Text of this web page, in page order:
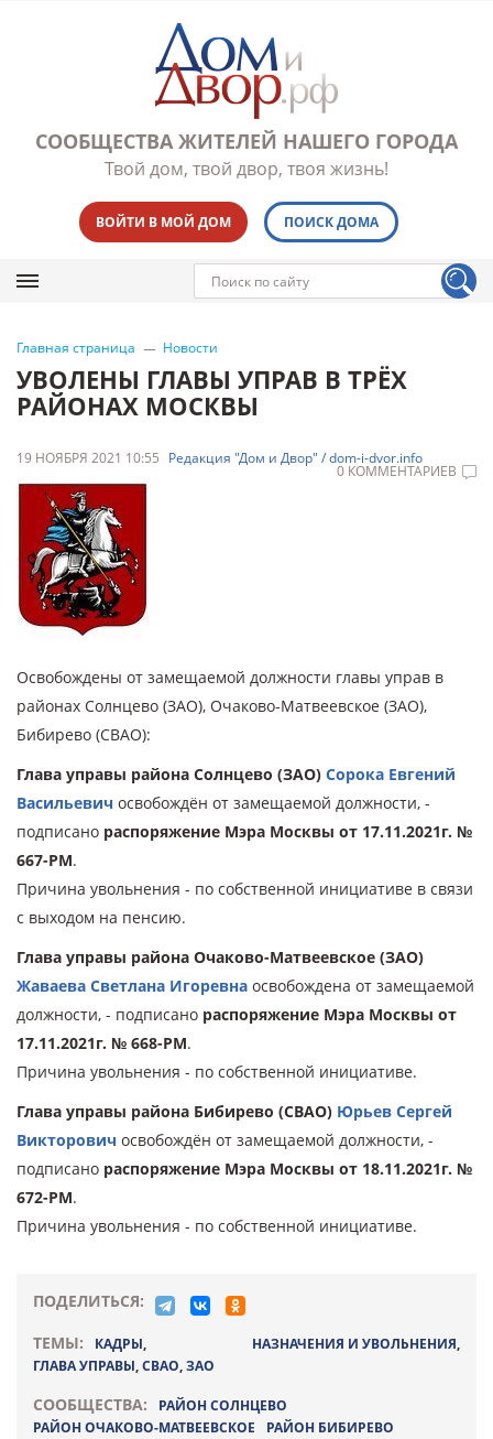
СООБЩЕСТВА ЖИТЕЛЕЙ НАШЕГО ГОРОДА
Твой дом, твой двор, твоя жизнь!
ВОЙТИ В МОЙ ДОМ ПОИСК ДОМА
Главная страница Новости
УВОЛЕНЫ ГЛАВЫ УПРАВ В ТРЁХ
РАЙОНАХ МОСКВЫ
19 НОЯБРЯ 2021 10:55 Редакция "Дом и Двор" / dom-i-dvor.info
0 КОММЕНТАРИЕВ
Освобождены от замещаемой должности главы управ в
районах Солнцево (ЗАО), Очаково-Матвеевское (ЗАО),
Бибирево (СВАО):
Глава управы района Солнцево (ЗАО) Сорока Евгений
Васильевич освобождён от замещаемой должности, -
подписано распоряжение Мэра Москвы от 17.11.2021г. №
667-РМ.
Причина увольнения - по собственной инициативе в связи
с выходом на пенсию.
Глава управы района Очаково-Матвеевское (ЗАО)
Жаваева Светлана Игоревна освобождена от замещаемой
должности, - подписано распоряжение Мэра Москвы от
17.11.2021г. № 668-РМ.
Причина увольнения - по собственной инициативе.
Глава управы района Бибирево (СВАО) Юрьев Сергей
Викторович освобождён от замещаемой должности, -
подписано распоряжение Мэра Москвы от 18.11.2021г. №
672-РМ.
Причина увольнения - по собственной инициативе.
ПОДЕЛИТЬСЯ:
ТЕМЫ:
КАДРЫ, НАЗНАЧЕНИЯ И УВОЛЬНЕНИЯ,
ГЛАВА УПРАВЫ,CВАО,ЗАО
СООБЩЕСТВА:
РАЙОН СОЛНЦЕВО
РАЙОН ОЧАКОВО-МАТВЕЕВСКОЕ
РАЙОН БИБИРЕВО